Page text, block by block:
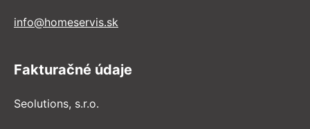
info@homeservis.sk
Fakturačné údaje
Seolutions, s.r.o.